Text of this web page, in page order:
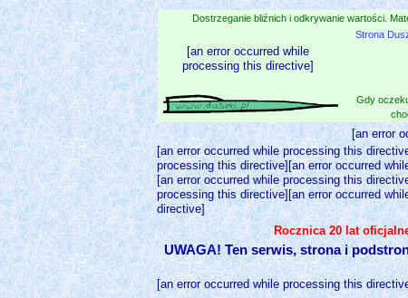
Dostrzeganie bliźnich i odkrywanie wartości.
[an error occurred while
processing this directive]
Strona
Gdy
[an error
[an error occurred while processing this
processing this directive][an error occurred
[an error occurred while processing this
processing this directive][an error occurred
directive]
Rocznica 20 lat
UWAGA! Ten serwis, strona i
[an error occurred while processing this